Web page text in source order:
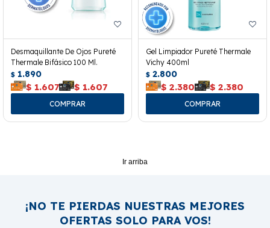
Desmaquillante De Ojos Pureté
Thermale Bifásico 100 Ml.
$ 1.890
$ 1.607 $ 1.607
Gel Limpiador Pureté Thermale
Vichy 400ml
$ 2.800
$ 2.380 $ 2.380
Ir arriba
¡NO TE PIERDAS NUESTRAS MEJORES
OFERTAS SOLO PARA VOS!